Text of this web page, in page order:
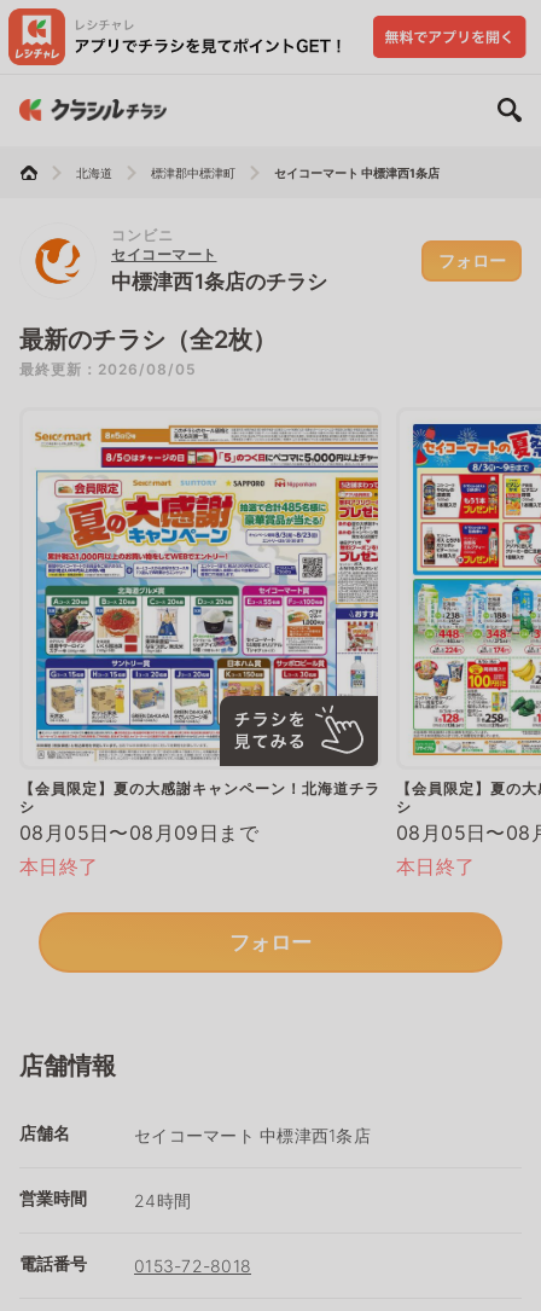
北海道 標津郡中標津町 セイコーマート 中標津西1条店
コンビニ
セイコーマート
中標津西1条店のチラシ
フォロー
最新のチラシ（全2枚）
最終更新：2026/08/05
【会員限定】夏の大感謝キャンペーン！北海道チラ
シ
08月05日〜08月09日まで
本日終了
【会員限定】夏の
シ
08月05日〜08
本日終了
フォロー
店舗情報
店舗名 セイコーマート 中標津西1条店
営業時間 24時間
電話番号 0153-72-8018